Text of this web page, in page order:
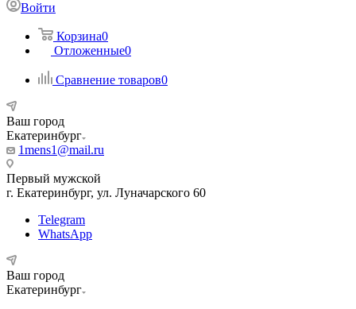
Войти
Корзина0
Отложенные0
Сравнение товаров0
Ваш город
Екатеринбург
1mens1@mail.ru
Первый мужской
г. Екатеринбург, ул. Луначарского 60
Telegram
WhatsApp
Ваш город
Екатеринбург